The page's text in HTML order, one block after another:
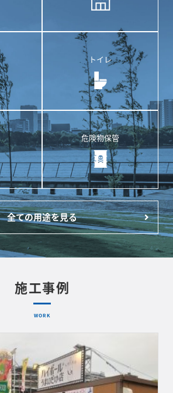
トイレ
危険物保管
全ての用途を見る
施工事例
WORK